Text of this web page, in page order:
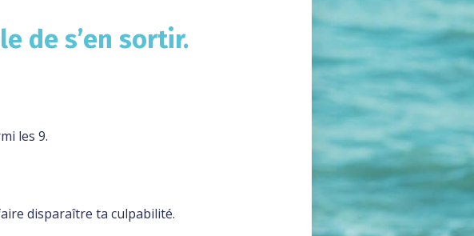
de s’en sortir.
les 9.
disparaître ta culpabilité.